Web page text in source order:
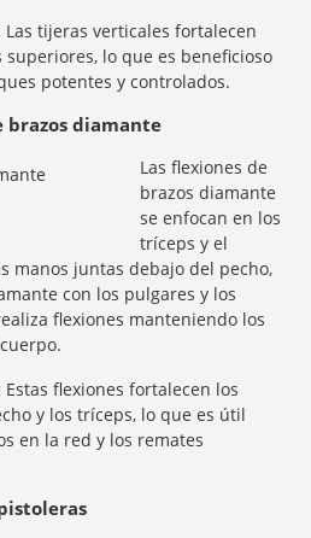
Las tijeras verticales fortalecen
superiores, lo que es beneficioso
potentes y controlados.
brazos diamante
Las flexiones de
brazos diamante
se enfocan en los
tríceps y el
manos juntas debajo del pecho,
con los pulgares y los
flexiones manteniendo los
Estas flexiones fortalecen los
y los tríceps, lo que es útil
en la red y los remates